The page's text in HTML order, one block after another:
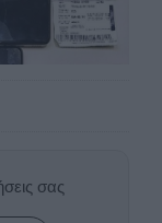
σας